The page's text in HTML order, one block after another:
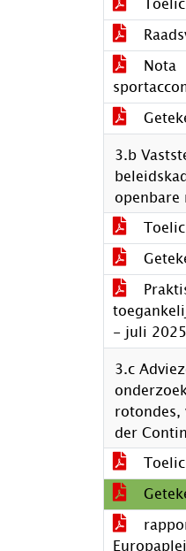
Nota
3.b
- juli 2025
3.c
rotondes,
der